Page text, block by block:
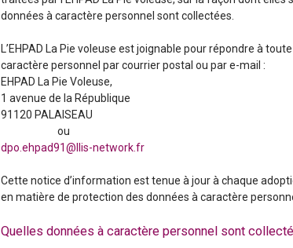
l
e
P
a
données à caractère personnel sont collectées.
L’EHPAD La Pie voleuse est joignable pour répondre à
caractère personnel par courrier postal ou par e-mail :
EHPAD La Pie Voleuse,
1 avenue de la République
91120 PALAISEAU
ou
dpo.ehpad91@llis-network.fr
Cette notice d’information est tenue à jour à chaque
en matière de protection des données à caractère
Quelles données à caractère personnel sont